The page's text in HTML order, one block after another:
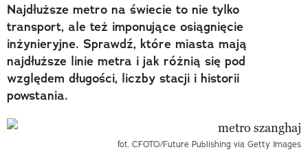
Najdłuższe metro na świecie to nie tylko
transport, ale też imponujące osiągnięcie
inżynieryjne. Sprawdź, które miasta mają
najdłuższe linie metra i jak różnią się pod
względem długości, liczby stacji i historii
powstania.
fot. CFOTO/Future Publishing via Getty Images